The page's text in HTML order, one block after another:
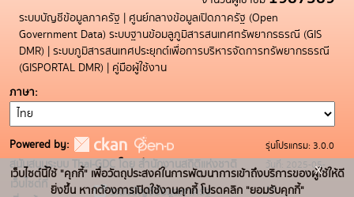
ระบบบัญชีข้อมูลภาครัฐ | ศูนย์กลางข้อมูลเปิดภาครัฐ (Open
Government Data) ระบบฐานข้อมลูภูมิสารสนเทศทรัพยากรธรณี (GIS
DMR) | ระบบภูมิสารสนเทศประยุกต์เพื่อการบริหารจัดการทรัพยากรธรณี
(GISPORTAL DMR) | คู่มือผู้ใช้งาน
ภาษา
Powered by:
สนับสนุนระบบ Thai-GDC โดย สำนักงานสถิติแห่งชาติ
เว็บไซต์ที่
ระบบบัญชีข้อมูลภาครัฐ
รุ่นโปรแกรม: 3.0.0
วันที่: 2025-05-
19
เว็บไซต์นี้ใช้ "คุกกี้" เพื่อวัตถุประสงค์ในการพัฒนาการเข้าถึงบริการของผู้ใช้ให้ดี
ยิ่งขึ้น หากต้องการเปิดใช้งานคุกกี้ โปรดคลิก "ยอมรับคุกกี้"
x